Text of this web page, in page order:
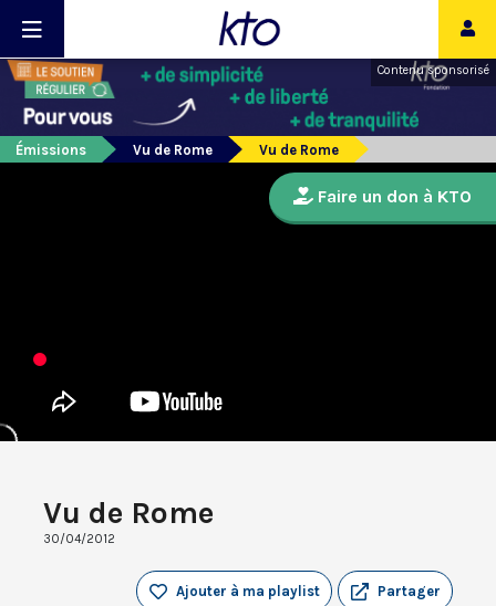
Contenu sponsorisé
Émissions Vu de Rome Vu de Rome
Vu de Rome
30/04/2012
Partager
Ajouter à ma playlist
Faire un don à KTO